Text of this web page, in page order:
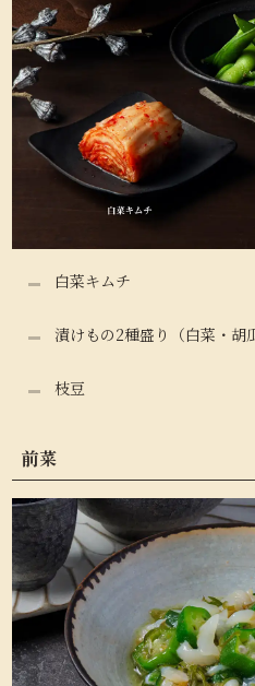
白菜キムチ
漬けもの2種盛り（白菜・胡
枝豆
前菜